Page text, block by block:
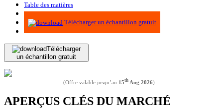
Table des matières
Méthodologie
Télécharger un échantillon gratuit
Télécharger
un échantillon gratuit
(Offre valable jusqu’au 15th Aug 2026)
APERÇUS CLÉS DU MARCHÉ